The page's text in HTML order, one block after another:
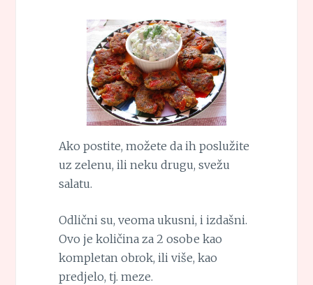
Ako postite, možete da ih poslužite
uz zelenu, ili neku drugu, svežu
salatu.
Odlični su, veoma ukusni, i izdašni.
Ovo je količina za 2 osobe kao
kompletan obrok, ili više, kao
predjelo, tj. meze.